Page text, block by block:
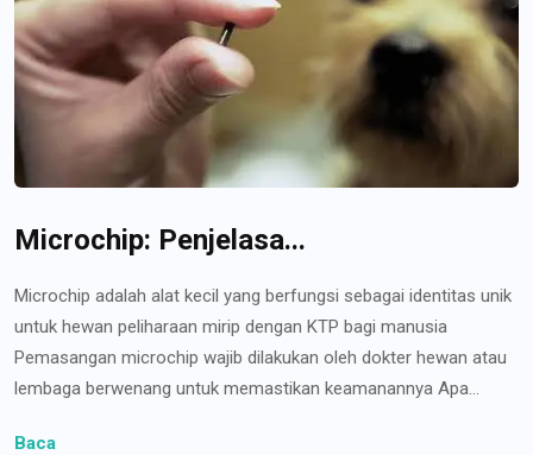
Microchip: Penjelasa...
Microchip adalah alat kecil yang berfungsi sebagai identitas unik
untuk hewan peliharaan mirip dengan KTP bagi manusia
Pemasangan microchip wajib dilakukan oleh dokter hewan atau
lembaga berwenang untuk memastikan keamanannya Apa...
Baca